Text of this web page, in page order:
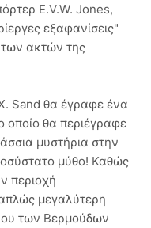
E.V.W. Jones,
εξαφανίσεις"
ακτών της
Sand θα έγραφε ένα
οποίο θα περιέγραφε
μυστήρια στην
μύθο! Καθώς
περιοχή
μεγαλύτερη
των Βερμούδων